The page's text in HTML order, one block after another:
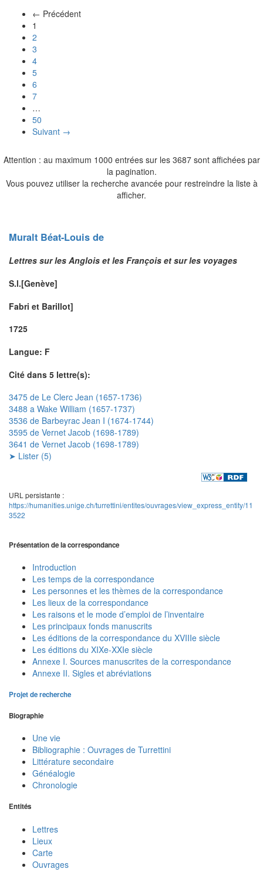
← Précédent
1
2
3
4
5
6
7
…
50
Suivant →
Attention : au maximum 1000 entrées sur les 3687 sont affichées par
la pagination.
Vous pouvez utiliser la recherche avancée pour restreindre la liste à
afficher.
Muralt Béat-Louis de
Lettres sur les Anglois et les François et sur les voyages
S.l.[Genève]
Fabri et Barillot]
1725
Langue: F
Cité dans 5 lettre(s):
3475 de Le Clerc Jean (1657-1736)
3488 a Wake William (1657-1737)
3536 de Barbeyrac Jean I (1674-1744)
3595 de Vernet Jacob (1698-1789)
3641 de Vernet Jacob (1698-1789)
➤ Lister (5)
URL persistante :
https://humanities.unige.ch/turrettini/entites/ouvrages/view_express_entity/11
3522
Présentation de la correspondance
Introduction
Les temps de la correspondance
Les personnes et les thèmes de la correspondance
Les lieux de la correspondance
Les raisons et le mode d’emploi de l’inventaire
Les principaux fonds manuscrits
Les éditions de la correspondance du XVIIIe siècle
Les éditions du XIXe-XXIe siècle
Annexe I. Sources manuscrites de la correspondance
Annexe II. Sigles et abréviations
Projet de recherche
Biographie
Une vie
Bibliographie : Ouvrages de Turrettini
Littérature secondaire
Généalogie
Chronologie
Entités
Lettres
Lieux
Carte
Ouvrages